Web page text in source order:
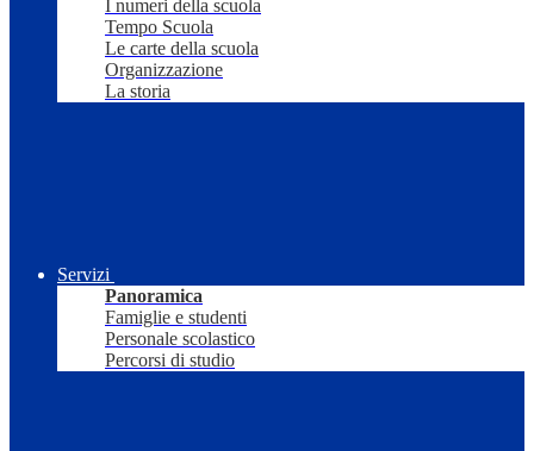
I numeri della scuola
Tempo Scuola
Le carte della scuola
Organizzazione
La storia
Servizi
Panoramica
Famiglie e studenti
Personale scolastico
Percorsi di studio